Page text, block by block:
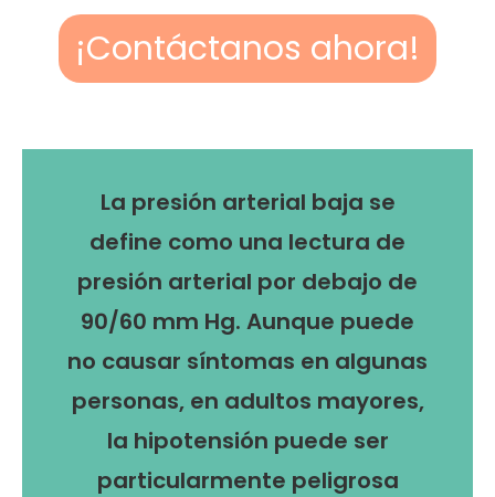
¡Contáctanos ahora!
La presión arterial baja se
define como una lectura de
presión arterial por debajo de
90/60 mm Hg. Aunque puede
no causar síntomas en algunas
personas, en adultos mayores,
la hipotensión puede ser
particularmente peligrosa